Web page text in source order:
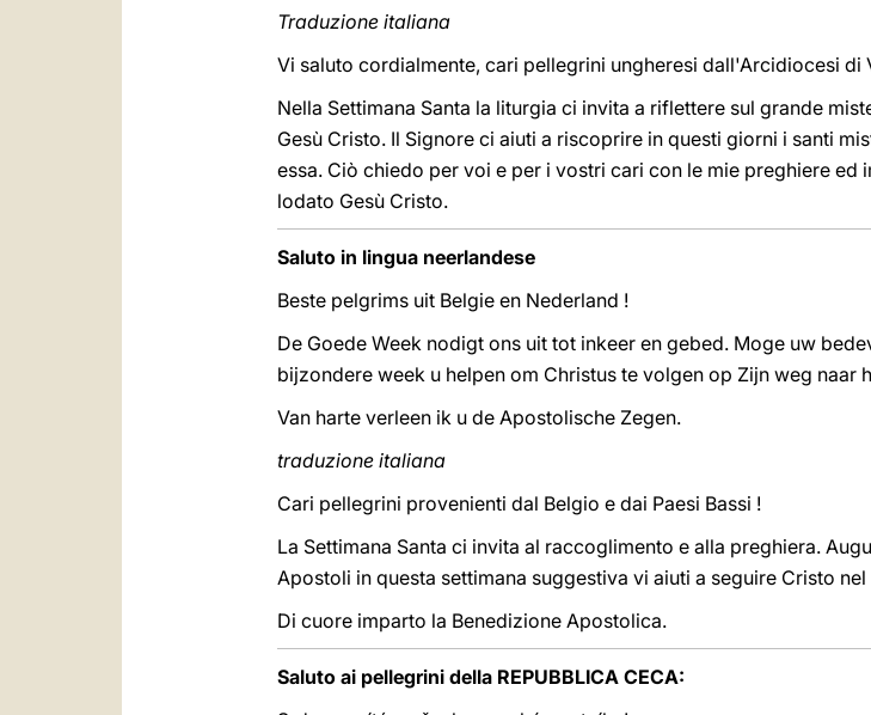
Traduzione italiana
Vi saluto cordialmente, cari pellegrini ungheresi dall'Arcidiocesi di
Nella Settimana Santa la liturgia ci invita a riflettere sul grande
Gesù Cristo. Il Signore ci aiuti a riscoprire in questi giorni i santi
essa. Ciò chiedo per voi e per i vostri cari con le mie preghiere
lodato Gesù Cristo.
Saluto in lingua neerlandese
Beste pelgrims uit Belgie en Nederland !
De Goede Week nodigt ons uit tot inkeer en gebed. Moge uw
bijzondere week u helpen om Christus te volgen op Zijn weg naar
Van harte verleen ik u de Apostolische Zegen.
traduzione italiana
Cari pellegrini provenienti dal Belgio e dai Paesi Bassi !
La Settimana Santa ci invita al raccoglimento e alla preghiera.
Apostoli in questa settimana suggestiva vi aiuti a seguire Cristo
Di cuore imparto la Benedizione Apostolica.
Saluto ai pellegrini della REPUBBLICA CECA: